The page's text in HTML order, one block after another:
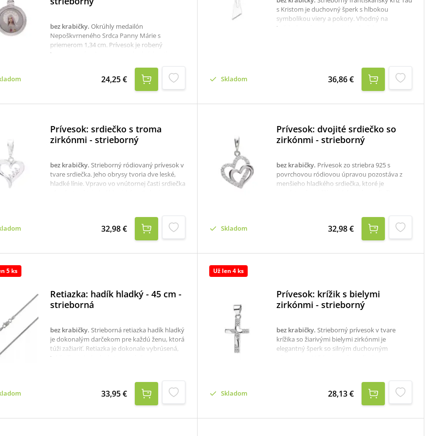
bez krabičky. Okrúhly medailón
Nepoškvrneného Srdca Panny Márie s
priemerom 1,34 cm. Prívesok je robený
laserom vo farebnom prevedení.rýdzosť:
krabička, ktorú je potrebné v prípade záujmu
samostane objednať tu: krabička na strieborné
24,25 €
s Kristom je duchovný šperk s hlbokou
symbolikou viery a pokory. Vhodný na
každodenné nosenie aj ako darček pre
Skladom 36,86 €
Prívesok: srdiečko s troma
zirkónmi - strieborný
bez krabičky. Strieborný ródiovaný prívesok v
tvare srdiečka. Jeho obrysy tvoria dve leské,
hladké línie. Vpravo vo vnútornej časti srdiečka
ako darček pre dievčatá či ženy na
každodenné alebo príležitostné nosenie. K
dispozícii je aj krabička, ktorú je potrebné v
32,98 €
Prívesok: dvojité srdiečko so
zirkónmi - strieborný
bez krabičky. Prívesok zo striebra 925 s
povrchovou ródiovou úpravou pozostáva z
menšieho hladkého srdiečka, ktoré je
určite poteší malé slečny aj veľké dámy a je
vhodný na príležitostné, ale aj bežné nosenie.
rýdzosť: 925/1000rozmer: 1,4 x 1,4 cmK
Skladom 32,98 €
5 ks
Retiazka: hadík hladký - 45 cm -
strieborná
bez krabičky. Strieborná retiazka hadík hladký
je dokonalým darčekom pre každú ženu, ktorá
túži zažiariť. Retiazka je dokonale vybrúsená,
takže žiari akoby bola tvorená diamantami.
hodnotu.Rýdzosť: 925/1000.Dĺžka: 45 cm.K
dispozícii je aj krabička, ktorú je potrebné v
prípade záujmu samostane objednať tu:
33,95 €
Už len 4 ks
Prívesok: krížik s bielymi
zirkónmi - strieborný
bez krabičky. Strieborný prívesok v tvare
krížika so žiarivými bielymi zirkónmi je
elegantný šperk so silným duchovným
výnimočných príležitostiach, ako sú krst,
birmovka či narodeniny. materiál:
striebrorozmer: 19 x 11 mmhmotnosť: 0,79
Skladom 28,13 €